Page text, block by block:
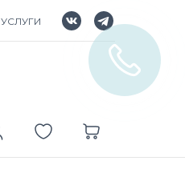
УСЛУГИ